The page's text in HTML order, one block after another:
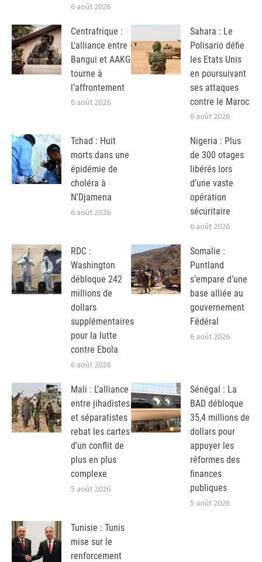
6 août 2026
Centrafrique :
L’alliance entre
Bangui et AAKG
tourne à
l’affrontement
6 août 2026
Sahara : Le
Polisario défie
les Etats Unis
en poursuivant
ses attaques
contre le Maroc
6 août 2026
Tchad : Huit
morts dans une
épidémie de
choléra à
N’Djamena
6 août 2026
Nigeria : Plus
de 300 otages
libérés lors
d’une vaste
opération
sécuritaire
6 août 2026
RDC :
Washington
débloque 242
millions de
dollars
supplémentaires
pour la lutte
contre Ebola
6 août 2026
Somalie :
Puntland
s’empare d’une
base alliée au
gouvernement
Fédéral
6 août 2026
Mali : L’alliance
entre jihadistes
et séparatistes
rebat les cartes
d’un conflit de
plus en plus
complexe
5 août 2026
Sénégal : La
BAD débloque
35,4 millions de
dollars pour
appuyer les
réformes des
finances
publiques
5 août 2026
Tunisie : Tunis
mise sur le
renforcement